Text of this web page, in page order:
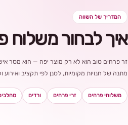
המדריך של השווה
איך לבחור משלוח
זר פרחים טוב הוא לא רק מוצר יפה — הוא מסר
מתנה של חנויות מקומיות, לסנן לפי תקציב
משלוחי פרחים זרי פרחים ורדים